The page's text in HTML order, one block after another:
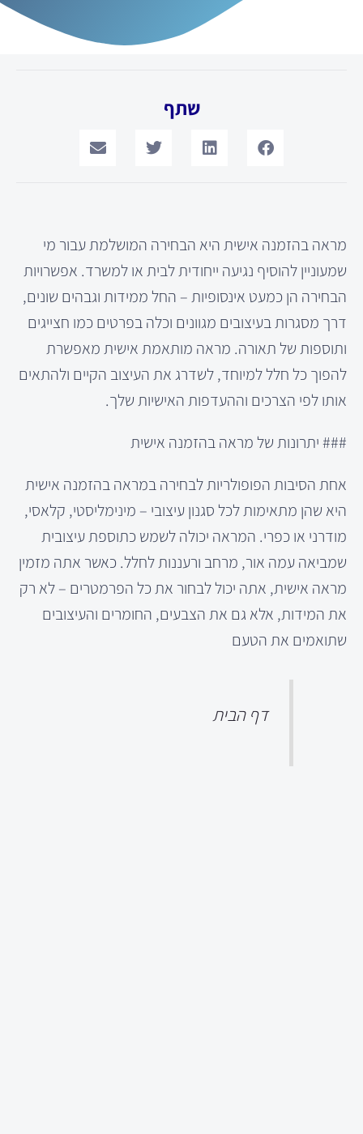
שתף
מראה בהזמנה אישית היא הבחירה המושלמת עבור מי
שמעוניין להוסיף נגיעה ייחודית לבית או למשרד. אפשרויות
הבחירה הן כמעט אינסופיות – החל ממידות וגבהים שונים,
דרך מסגרות בעיצובים מגוונים וכלה בפרטים כמו חצייגים
ותוספות של תאורה. מראה מותאמת אישית מאפשרת
להפוך כל חלל למיוחד, לשדרג את העיצוב הקיים ולהתאים
אותו לפי הצרכים וההעדפות האישיות שלך.
### יתרונות של מראה בהזמנה אישית
אחת הסיבות הפופולריות לבחירה במראה בהזמנה אישית
היא שהן מתאימות לכל סגנון עיצובי – מינימליסטי, קלאסי,
מודרני או כפרי. המראה יכולה לשמש כתוספת עיצובית
שמביאה עמה אור, מרחב ורעננות לחלל. כאשר אתה מזמין
מראה אישית, אתה יכול לבחור את כל הפרמטרים – לא רק
את המידות, אלא גם את הצבעים, החומרים והעיצובים
שתואמים את הטעם
דף הבית